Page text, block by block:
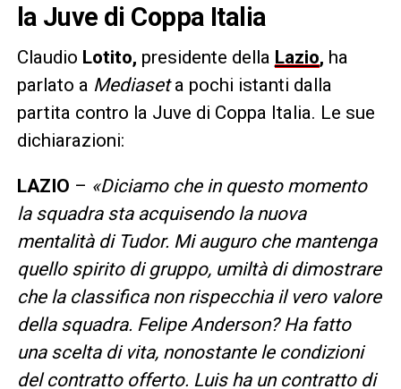
la Juve di Coppa Italia
Claudio Lotito, presidente della Lazio, ha
parlato a Mediaseta pochi istanti dalla
partita contro la Juve di Coppa Italia. Le sue
dichiarazioni:
LAZIO – «Diciamo che in questo momento
la squadra sta acquisendo la nuova
mentalità di Tudor. Mi auguro che mantenga
quello spirito di gruppo, umiltà di dimostrare
che la classifica non rispecchia il vero valore
della squadra. Felipe Anderson? Ha fatto
una scelta di vita, nonostante le condizioni
del contratto offerto. Luis ha un contratto di